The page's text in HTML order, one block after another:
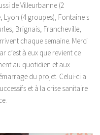
de Villeurbanne (2
Lyon (4 groupes), Fontaine s
Brignais, Francheville,
chaque semaine. Merci
c’est à eux que revient ce
au quotidien et aux
du projet. Celui-ci a
et à la crise sanitaire